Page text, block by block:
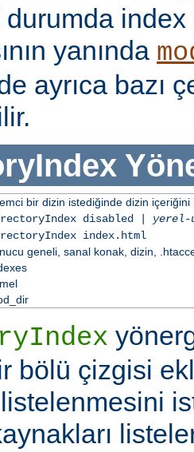
index
yanında
ayrıca bazı
bir dizin istediğinde dizin içeriğini
disabled |
index.html
geneli, sanal konak, dizin,
bölü çizgisi